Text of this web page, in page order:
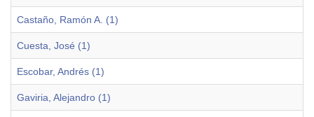
Castaño, Ramón A. (1)
Cuesta, José (1)
Escobar, Andrés (1)
Gaviria, Alejandro (1)